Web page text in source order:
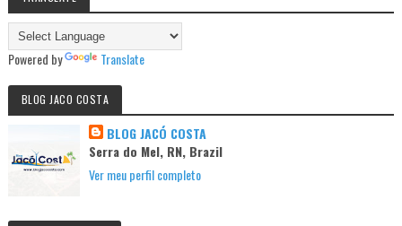
Powered by Translate
BLOG JACO COSTA
BLOG JACÓ COSTA
Serra do Mel, RN, Brazil
Ver meu perfil completo